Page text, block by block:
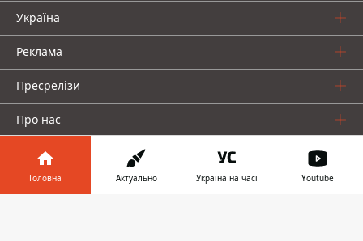
Україна
Реклама
Пресрелізи
Про нас
Головна Актуально Україна на часі Youtube